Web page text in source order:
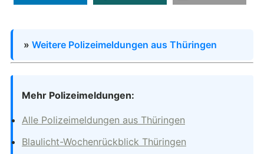
» Weitere Polizeimeldungen aus Thüringen
Mehr Polizeimeldungen:
Alle Polizeimeldungen aus Thüringen
Blaulicht-Wochenrückblick Thüringen